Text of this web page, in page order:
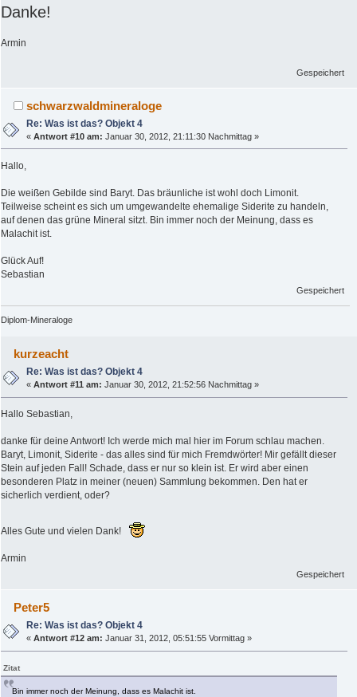
Danke!
Armin
Gespeichert
schwarzwaldmineraloge
Re: Was ist das? Objekt 4
«Antwort #10 am: Januar 30, 2012, 21:11:30 Nachmittag »
Hallo,
Die weißen Gebilde sind Baryt. Das bräunliche ist wohl doch Limonit.
Teilweise scheint es sich um umgewandelte ehemalige Siderite zu handeln,
auf denen das grüne Mineral sitzt. Bin immer noch der Meinung, dass es
Malachit ist.
Glück Auf!
Sebastian
Gespeichert
Diplom-Mineraloge
kurzeacht
Re: Was ist das? Objekt 4
«Antwort #11 am: Januar 30, 2012, 21:52:56 Nachmittag »
Hallo Sebastian,
danke für deine Antwort! Ich werde mich mal hier im Forum schlau machen.
Baryt, Limonit, Siderite - das alles sind für mich Fremdwörter! Mir gefällt dieser
Stein auf jeden Fall! Schade, dass er nur so klein ist. Er wird aber einen
besonderen Platz in meiner (neuen) Sammlung bekommen. Den hat er
sicherlich verdient, oder?
Alles Gute und vielen Dank!
Armin
Gespeichert
Peter5
Re: Was ist das? Objekt 4
«Antwort #12 am: Januar 31, 2012, 05:51:55 Vormittag »
Zitat
Bin immer noch der Meinung, dass es Malachit ist.